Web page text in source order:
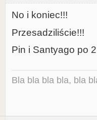
No i koniec!!!
Przesadziliście!!!
Pin i Santyago po
Bla bla bla bla, bla